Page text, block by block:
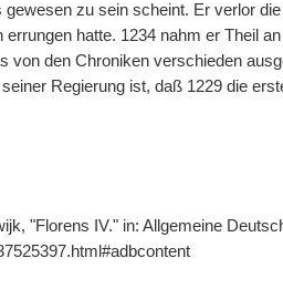
gewesen zu sein scheint. Er verlor
hatte. 1234 nahm er Theil
von den Chroniken verschieden
Regierung ist, daß 1229 die
"Florens IV." in: Allgemeine